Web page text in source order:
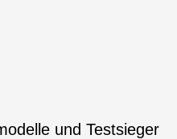
und Testsieger